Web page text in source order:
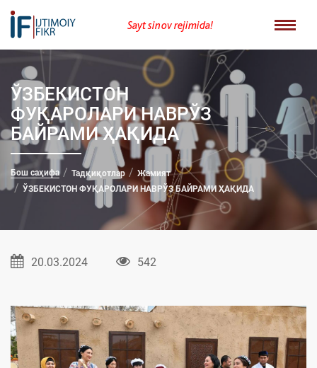
Sayt sinov rejimida!
ЎЗБEКИСТОН
ФУҚАРОЛАРИ НАВРЎЗ
БАЙРАМИ ҲАҚИДА
Бош саҳифа Тадқиқотлар
Жамият
ЎЗБEКИСТОН ФУҚАРОЛАРИ НАВРЎЗ БАЙРАМИ ҲАҚИДА
20.03.2024 542